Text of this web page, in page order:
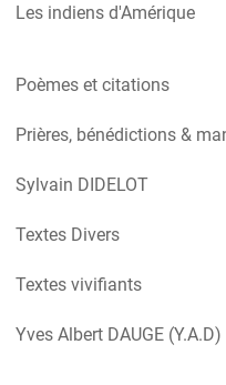
Les indiens d'Amérique
Poèmes et citations
Prières, bénédictions &
Sylvain DIDELOT
Textes Divers
Textes vivifiants
Yves Albert DAUGE (Y.A.D)